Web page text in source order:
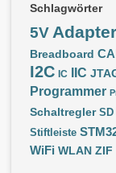
Schlagwörter
5V Adapter
Breadboard
I2C IC IIC
Programmer
Schaltregler SD
Stiftleiste
WiFi WLAN ZIF